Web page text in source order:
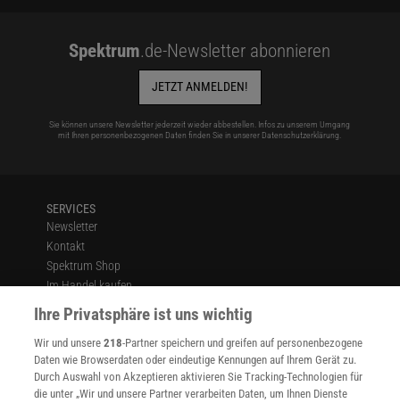
Spektrum.de-Newsletter abonnieren
JETZT ANMELDEN!
Sie können unsere Newsletter jederzeit wieder abbestellen. Infos zu unserem Umgang
mit Ihren personenbezogenen Daten finden Sie in unserer Datenschutzerklärung.
SERVICES
Newsletter
Kontakt
Spektrum Shop
Im Handel kaufen
Presse
Verträge kündigen
Widerruf
INFO
Mediadaten
Ihre Privatsphäre ist uns wichtig
Wir und unsere218-Partner speichern und greifen auf personenbezogene
Daten wie Browserdaten oder eindeutige Kennungen auf Ihrem Gerät zu.
Durch Auswahl von Akzeptieren aktivieren Sie Tracking-Technologien für
die unter „Wir und unsere Partner verarbeiten Daten, um Ihnen Dienste